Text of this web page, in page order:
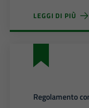
LEGGI DI PIÙ
Regolamento